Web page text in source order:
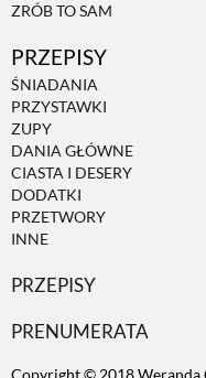
ZRÓB TO SAM
PRZEPISY
ŚNIADANIA
PRZYSTAWKI
ZUPY
DANIA GŁÓWNE
CIASTA I DESERY
DODATKI
PRZETWORY
INNE
PRZEPISY
PRENUMERATA
Copyright © 2018 Weranda